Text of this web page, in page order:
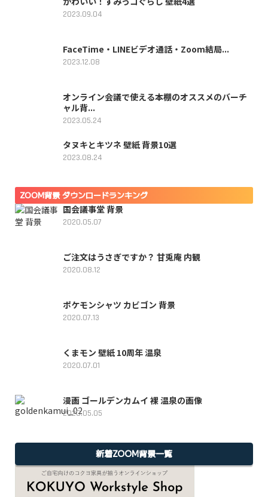
2023.09.04
FaceTime・LINEビデオ通話・Zoom結局...
2023.12.08
オンライン会議で使える本棚のオススメのバーチ
ャル背...
2023.05.24
タヌキとキツネ 壁紙 背景10選
2023.08.24
ZOOM背景 ダウンロードランキング
国会議事堂 背景
2020.05.07
ご注文はうさぎですか？ 甘兎庵 内観
2020.08.12
ポケモンシャツ カビゴン 背景
2020.07.13
くまモン 壁紙 10周年 温泉
2020.07.01
漫画 ゴールデンカムイ 裸 温泉の画像
2020.05.05
新着ZOOM背景一覧